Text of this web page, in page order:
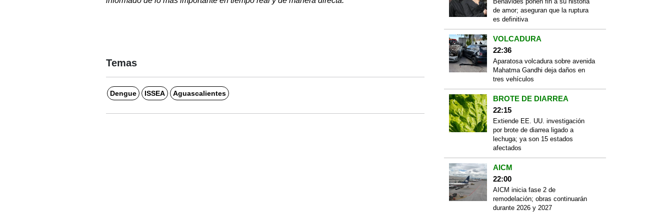
Temas
Dengue ISSEA Aguascalientes
de amor; aseguran que la ruptura
es definitiva
VOLCADURA
22:36
Aparatosa volcadura sobre avenida
Mahatma Gandhi deja daños en
tres vehículos
BROTE DE DIARREA
22:15
Extiende EE. UU. investigación
por brote de diarrea ligado a
lechuga; ya son 15 estados
afectados
AICM
22:00
AICM inicia fase 2 de
remodelación; obras continuarán
durante 2026 y 2027